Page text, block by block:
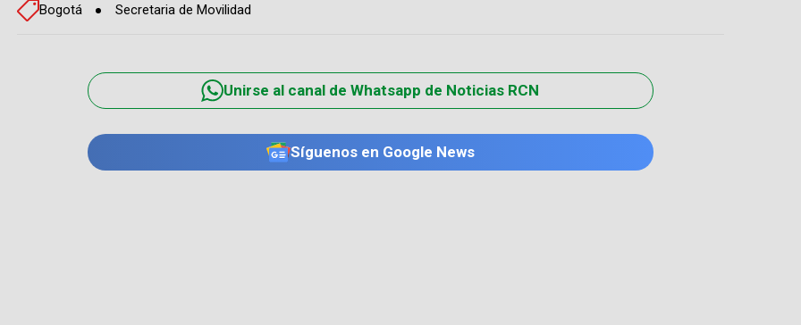
Bogotá Secretaria de Movilidad
Unirse al canal de Whatsapp de Noticias RCN
Síguenos en Google News